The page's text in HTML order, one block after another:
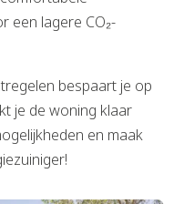
een lagere CO₂-
bespaart je op
je de woning klaar
en maak